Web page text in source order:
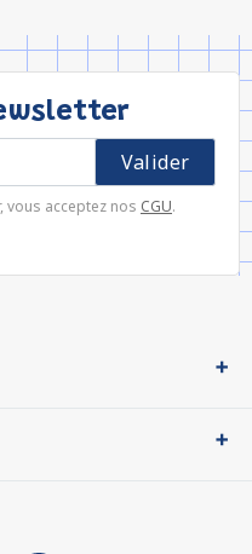
vous acceptez nos CGU.